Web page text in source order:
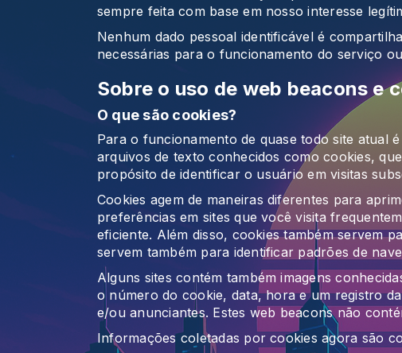
sempre feita com base em nosso interesse
Nenhum dado pessoal identificável é
necessárias para o funcionamento do serviço
Sobre o uso de web beacons e
O que são cookies?
Para o funcionamento de quase todo site atual
arquivos de texto conhecidos como cookies,
propósito de identificar o usuário em visitas
Cookies agem de maneiras diferentes para
preferências em sites que você visita
eficiente. Além disso, cookies também servem
servem também para identificar padrões de
Alguns sites contém também imagens
o número do cookie, data, hora e um registro
e/ou anunciantes. Estes web beacons não
Informações coletadas por cookies agora são